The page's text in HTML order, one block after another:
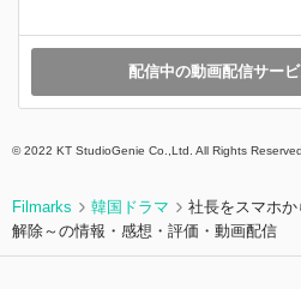
配信中の動画配信サー
© 2022 KT StudioGenie Co.,Ltd. All Rights Reserved
Filmarks 韓国ドラマ
社長をスマホ
解除～の情報・感想・評価・動画配信